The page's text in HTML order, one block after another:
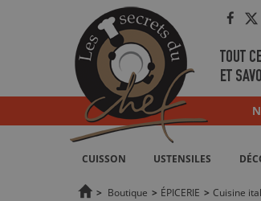
TOUT
ET
CUISSON USTENSILES
> Boutique > ÉPICERIE > Cuisine